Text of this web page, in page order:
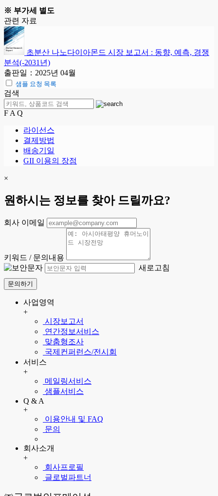
※ 부가세 별도
관련 자료
초분산 나노다이아몬드 시장 보고서 : 동향, 예측, 경쟁
분석(-2031년)
출판일：2025년 04월
샘플 요청 목록
검색
F A Q
라이선스
결제방법
배송기일
GII 이용의 장점
×
원하시는 정보를 찾아 드릴까요?
회사 이메일
키워드 / 문의내용
새로고침
문의하기
사업영역
+
시장보고서
연간정보서비스
맞춤형조사
국제컨퍼런스/전시회
서비스
+
메일링서비스
샘플서비스
Q & A
+
이용안내 및 FAQ
문의
회사소개
+
회사프로필
글로벌파트너